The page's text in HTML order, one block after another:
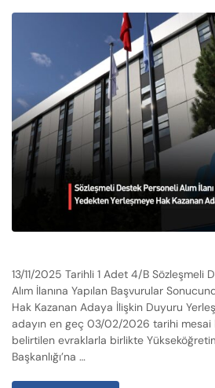
13/11/2025 Tarihli 1 Adet 4/B Sözleşmeli
Alım İlanına Yapılan Başvurular
Hak Kazanan Adaya İlişkin Duyuru
adayın en geç 03/02/2026 tarihi mesai
belirtilen evraklarla birlikte
Başkanlığı’na …